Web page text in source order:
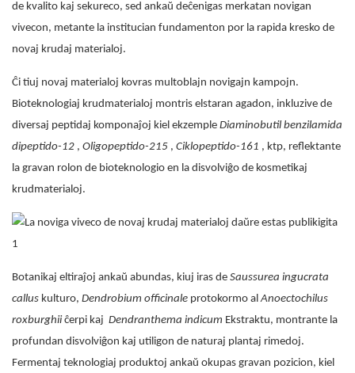
de kvalito kaj sekureco, sed ankaŭ deĉenigas merkatan novigan
vivecon, metante la institucian fundamenton por la rapida kresko de
novaj krudaj materialoj.
Ĉi tiuj novaj materialoj kovras multoblajn novigajn kampojn.
Bioteknologiaj krudmaterialoj montris elstaran agadon, inkluzive de
diversaj peptidaj komponaĵoj kiel ekzemple Diaminobutil benzilamida
dipeptido-12 , Oligopeptido-215 , Ciklopeptido-161 , ktp, reflektante
la gravan rolon de bioteknologio en la disvolviĝo de kosmetikaj
krudmaterialoj.
Botanikaj eltiraĵoj ankaŭ abundas, kiuj iras de Saussurea ingucrata
callus kulturo, Dendrobium officinale protokormo alAnoectochilus
roxburghii ĉerpi kaj Dendranthema indicum Ekstraktu, montrante la
profundan disvolviĝon kaj utiligon de naturaj plantaj rimedoj.
Fermentaj teknologiaj produktoj ankaŭ okupas gravan pozicion, kiel